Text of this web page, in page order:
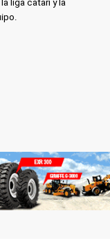
liga catarí y la